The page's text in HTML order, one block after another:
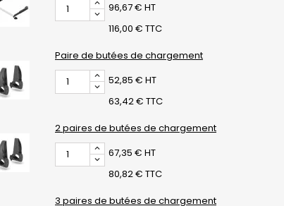
96,67 € HT
116,00 € TTC
Paire de butées de chargement
52,85 € HT
63,42 € TTC
2 paires de butées de chargement
67,35 € HT
80,82 € TTC
3 paires de butées de chargement